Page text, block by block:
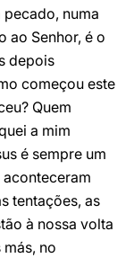
numa
ao Senhor, é o
depois
começou este
Quem
a mim
é sempre um
tentações, as
à nossa volta
no